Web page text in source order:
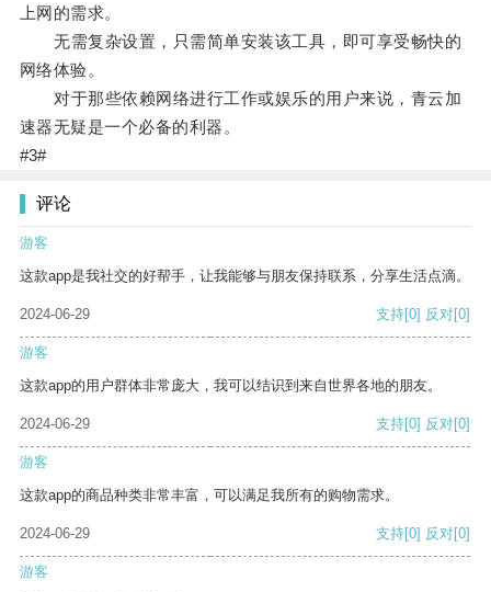
上网的需求。
无需复杂设置，只需简单安装该工具，即可享受畅快的
网络体验。
对于那些依赖网络进行工作或娱乐的用户来说，青云加
速器无疑是一个必备的利器。
#3#
评论
游客
这款app是我社交的好帮手，让我能够与朋友保持联系，分享生活点滴。
2024-06-29 支持[0] 反对[0]
游客
这款app的用户群体非常庞大，我可以结识到来自世界各地的朋友。
2024-06-29 支持[0] 反对[0]
游客
这款app的商品种类非常丰富，可以满足我所有的购物需求。
2024-06-29 支持[0] 反对[0]
游客